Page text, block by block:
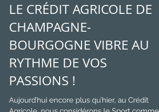
LE CRÉDIT AGRICOLE DE
CHAMPAGNE-
BOURGOGNE VIBRE AU
RYTHME DE VOS
PASSIONS !